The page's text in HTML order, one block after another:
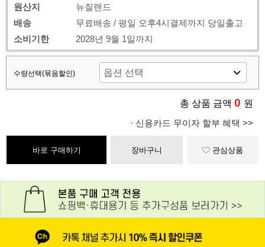
원산지
뉴질랜드
배송
무료배송 / 평일 오후4시결제까지 당일출고
소비기한
2028년 9월 1일까지
수량선택(묶음할인)
총 상품 금액 0 원
· 신용카드 무이자 할부 혜택 >>
바로 구매하기 장바구니 관심상품